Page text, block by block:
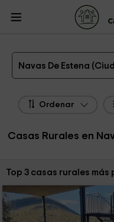
Casas Rurales
Rurales Ciudad Real
Casas
Las 3 mejores casas rurales en
Navas De Estena
Ordenar
Casas Rurales en
Ordenar por:
Top 3 casas rurales más